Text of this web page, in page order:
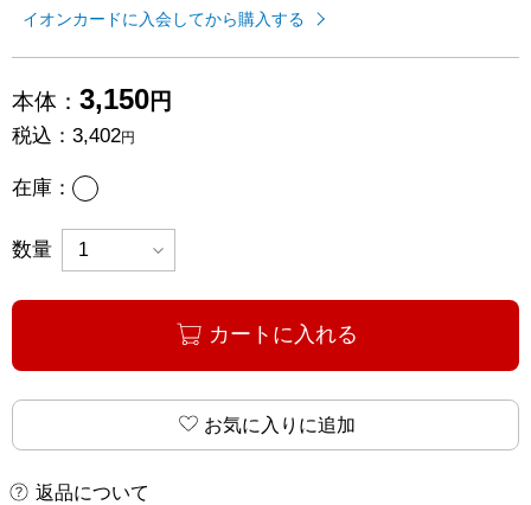
イオンカードに入会してから購入する
本体： 3,150円
税込： 3,402円
在庫： あり
数量
カートに入れる
お気に入りに追加
返品について